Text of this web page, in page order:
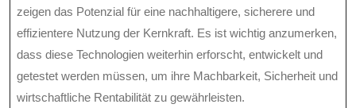
zeigen das Potenzial für eine nachhaltigere, sicherere und
effizientere Nutzung der Kernkraft. Es ist wichtig anzumerken,
dass diese Technologien weiterhin erforscht, entwickelt und
getestet werden müssen, um ihre Machbarkeit, Sicherheit und
wirtschaftliche Rentabilität zu gewährleisten.